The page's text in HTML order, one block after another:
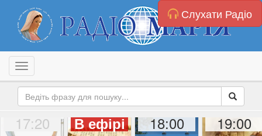
Слухати Радіо
Toggle navigation
17:20 В ефірі 18:00 19:00